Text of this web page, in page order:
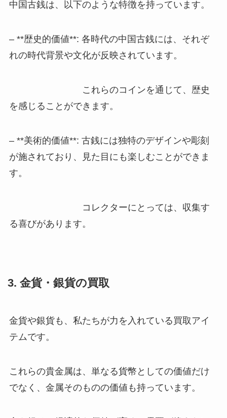
中国古銭は、以下のような特徴を持っています。
– **歴史的価値**: 各時代の中国古銭には、それぞ
れの時代背景や文化が反映されています。
これらのコインを通じて、歴史
を感じることができます。
– **美術的価値**: 古銭には独特のデザインや彫刻
が施されており、見た目にも楽しむことができま
す。
コ レクターにとっては、収集す
る喜びがあります。
3. 金貨・銀貨の買取
金貨や銀貨も、私たちが力を入れている買取アイ
テムです。
これらの貴金属は、単なる貨幣としての価値だけ
でなく、金属そのものの価値も持っています。